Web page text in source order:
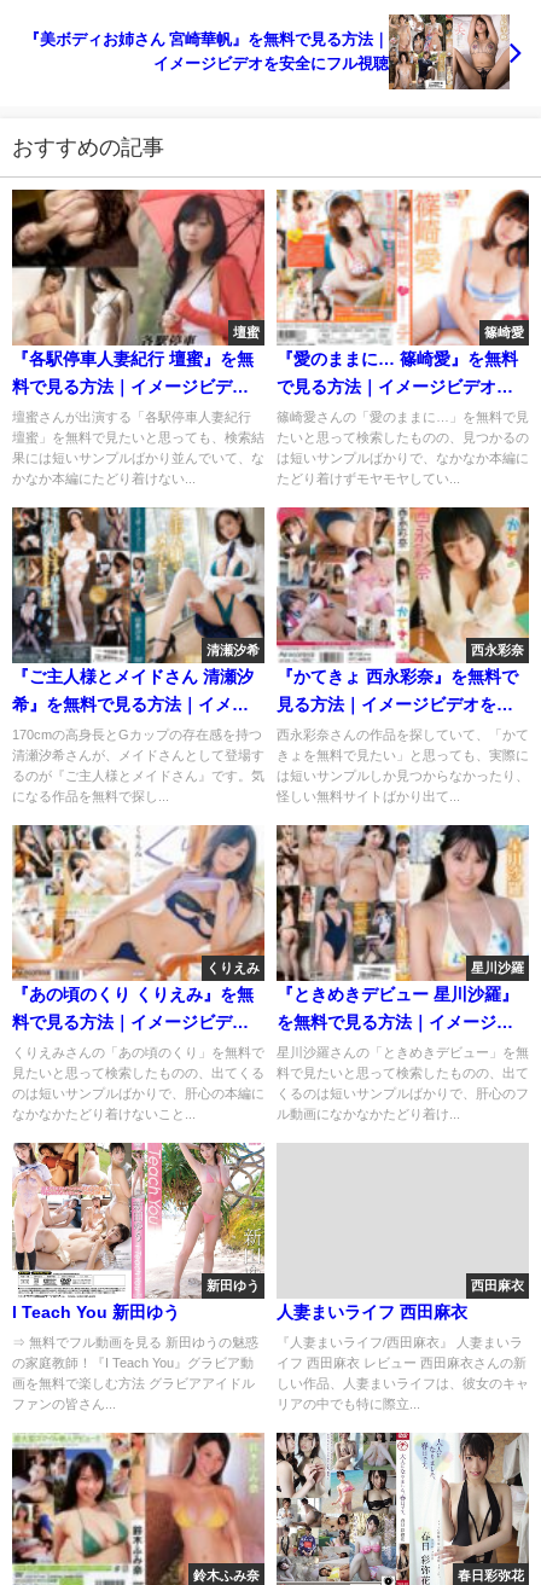
『美ボディお姉さん 宮崎華帆』を無料で見る方法｜
イメージビデオを安全にフル視聴
おすすめの記事
壇蜜
『各駅停車人妻紀行 壇蜜』を無
料で見る方法｜イメージビデオ
を安全にフル視聴
壇蜜さんが出演する「各駅停車人妻紀行
壇蜜」を無料で見たいと思っても、検索結
果には短いサンプルばかり並んでいて、な
かなか本編にたどり着けない...
篠崎愛
『愛のままに… 篠崎愛』を無料
で見る方法｜イメージビデオを
安全にフル視聴
篠崎愛さんの「愛のままに…」を無料で見
たいと思って検索したものの、見つかるの
は短いサンプルばかりで、なかなか本編に
たどり着けずモヤモヤしてい...
清瀬汐希
『ご主人様とメイドさん 清瀬汐
希』を無料で見る方法｜イメー
ジビデオを安全にフル視聴
170cmの高身長とGカップの存在感を持つ
清瀬汐希さんが、メイドさんとして登場す
るのが『ご主人様とメイドさん』です。気
になる作品を無料で探し...
西永彩奈
『かてきょ 西永彩奈』を無料で
見る方法｜イメージビデオを安
全にフル視聴
西永彩奈さんの作品を探していて、「かて
きょを無料で見たい」と思っても、実際に
は短いサンプルしか見つからなかったり、
怪しい無料サイトばかり出て...
くりえみ
『あの頃のくり くりえみ』を無
料で見る方法｜イメージビデオ
を安全にフル視聴
くりえみさんの「あの頃のくり」を無料で
見たいと思って検索したものの、出てくる
のは短いサンプルばかりで、肝心の本編に
なかなかたどり着けないこと...
星川沙羅
『ときめきデビュー 星川沙羅』
を無料で見る方法｜イメージビ
デオを安全にフル視聴
星川沙羅さんの「ときめきデビュー」を無
料で見たいと思って検索したものの、出て
くるのは短いサンプルばかりで、肝心のフ
ル動画になかなかたどり着け...
新田ゆう
I Teach You 新田ゆう
⇒ 無料でフル動画を見る 新田ゆうの魅惑
の家庭教師！『I Teach You』グラビア動
画を無料で楽しむ方法 グラビアアイドル
ファンの皆さん...
西田麻衣
人妻まいライフ 西田麻衣
『人妻まいライフ/西田麻衣』 人妻まいラ
イフ 西田麻衣 レビュー 西田麻衣さんの新
しい作品、人妻まいライフは、彼女のキャ
リアの中でも特に際立...
鈴木ふみ奈 春日彩弥花